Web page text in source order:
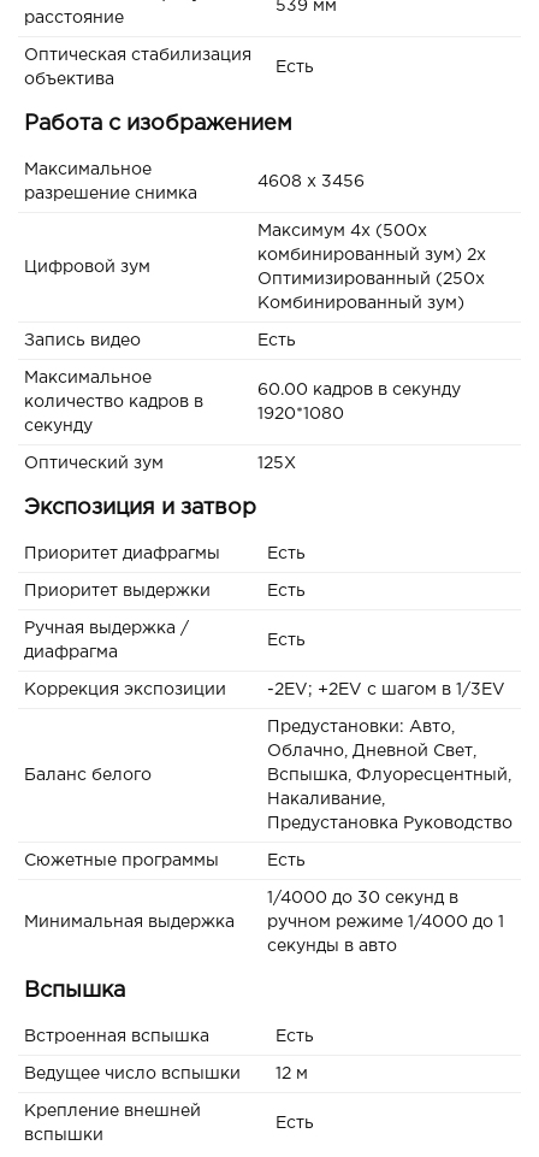
расстояние
539 мм
Оптическая стабилизация
объектива
Есть
Работа с изображением
Максимальное
разрешение снимка
4608 x 3456
Цифровой зум
Максимум 4x (500x
комбинированный зум) 2x
Оптимизированный (250x
Комбинированный зум)
Запись видео Есть
Максимальное
количество кадров в
секунду
60.00 кадров в секунду
1920*1080
Оптический зум 125Х
Экспозиция и затвор
Приоритет диафрагмы Есть
Приоритет выдержки Есть
Ручная выдержка /
диафрагма
Есть
Коррекция экспозиции -2EV; +2EV с шагом в 1/3EV
Баланс белого
Предустановки: Авто,
Облачно, Дневной Свет,
Вспышка, Флуоресцентный,
Накаливание,
Предустановка Руководство
Сюжетные программы Есть
Минимальная выдержка
1/4000 до 30 секунд в
ручном режиме 1/4000 до 1
секунды в авто
Вспышка
Встроенная вспышка Есть
Ведущее число вспышки 12 м
Крепление внешней
вспышки
Есть